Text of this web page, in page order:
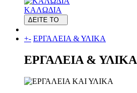
ΚΑΛΩΔΙΑ
ΔΕΙΤΕ ΤΟ
+- ΕΡΓΑΛΕΙΑ & ΥΛΙΚΑ
ΕΡΓΑΛΕΙΑ & ΥΛΙΚΑ